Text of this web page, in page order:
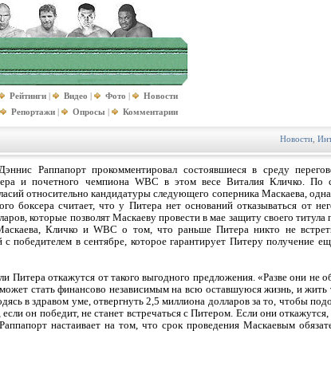
Рейтинги | Видео | Фото |
Новости
Репортажи | Опросы | Комментарии
Новости
Раппапорт прокомментировал состоявшиеся в среду
и почетного чемпиона WBC в этом весе Виталия Кличко. По
относительно кандидатуры следующего соперника Маскаева,
боксера считает, что у Питера нет оснований отказываться от
которые позволят Маскаеву провести в мае защиту своего титула
Кличко и WBC о том, что раньше Питера никто не
победителем в сентябре, которое гарантирует Питеру получение
Питера откажутся от такого выгодного предложения. «Разве они не
стать финансово независимым на всю оставшуюся жизнь, и жить
в здравом уме, отвергнуть 2,5 миллиона долларов за то, чтобы
он победит, не станет встречаться с Питером. Если они откажутся,
настаивает на том, что срок проведения Маскаевым